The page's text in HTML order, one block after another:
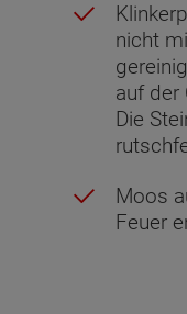
nicht
auf der
Die
Moos
Feuer